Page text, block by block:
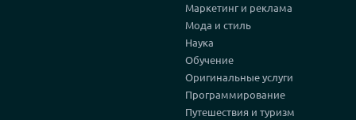
Маркетинг и реклама
Мода и стиль
Наука
Обучение
Оригинальные услуги
Программирование
Путешествия и туризм